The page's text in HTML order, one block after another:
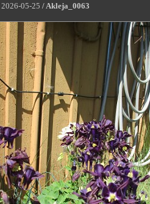
2026-05-25 /Akleja_0063